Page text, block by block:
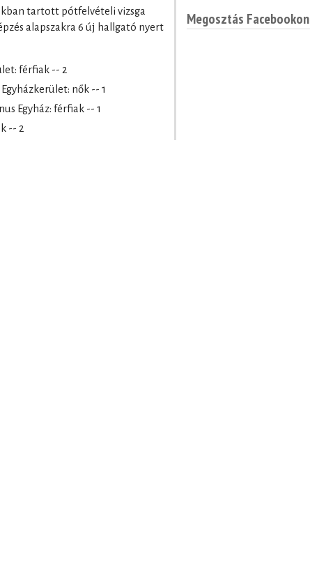
tartott pótfelvételi vizsga
alapszakra 6 új hallgató nyert
férfiak -- 2
nők -- 1
Egyház: férfiak -- 1
-- 2
Megosztás Facebookon